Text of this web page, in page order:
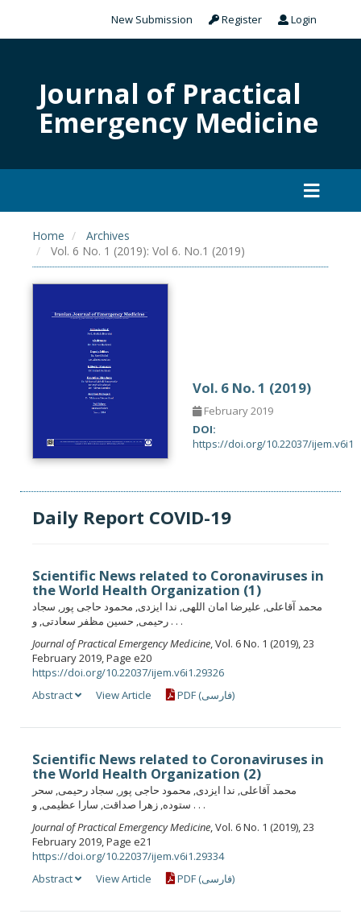
New Submission Register Login
Journal of Practical
Emergency Medicine
Home
Archives
Vol. 6 No. 1 (2019): Vol 6. No.1 (2019)
Vol. 6 No. 1 (2019)
February 2019
DOI:
https://doi.org/10.22037/ijem.v6i1
Daily Report COVID-19
Scientific News related to Coronaviruses in
the World Health Organization (1)
محمد آقاعلی, علیرضا امان اللهی, ندا ایزدی, محمود حاجی پور, سجاد
رحیمی, حسین مظفر سعادتی, و . . .
Journal of Practical Emergency Medicine, Vol. 6 No. 1 (2019), 23
February 2019, Page e20
https://doi.org/10.22037/ijem.v6i1.29326
Abstract
View Article PDF (فارسی)
Scientific News related to Coronaviruses in
the World Health Organization (2)
محمد آقاعلی, ندا ایزدی, محمود حاجی پور, سجاد رحیمی, سحر
ستوده, زهرا صداقت, سارا عظیمی, و . . .
Journal of Practical Emergency Medicine, Vol. 6 No. 1 (2019), 23
February 2019, Page e21
https://doi.org/10.22037/ijem.v6i1.29334
Abstract
View Article PDF (فارسی)